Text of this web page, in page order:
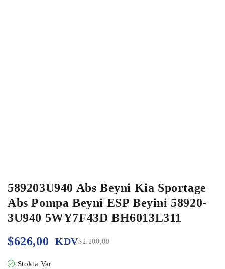
589203U940 Abs Beyni Kia Sportage
Abs Pompa Beyni ESP Beyini 58920-
3U940 5WY7F43D BH6013L311
$2.200,00
$626,00 KDV
Stokta Var